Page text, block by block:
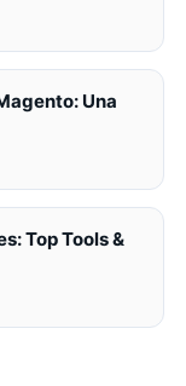
Una
Top Tools &